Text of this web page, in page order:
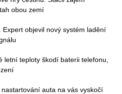
obou zemí
Expert objevil nový systém ladění
letní teploty škodí baterii telefonu,
auta na vás vyskočí